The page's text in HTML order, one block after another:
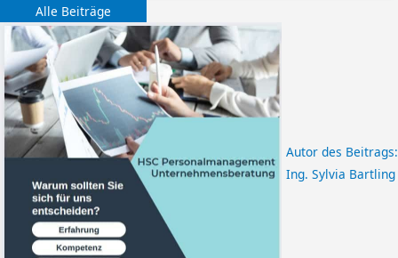
Alle Beiträge
Autor des Beitrags:
Ing. Sylvia Bartling